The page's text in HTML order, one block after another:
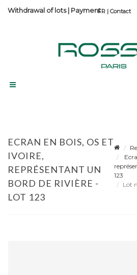
Contact
Withdrawal of lots| Payment
ECRAN EN BOIS, OS ET
IVOIRE,
REPRÉSENTANT UN
BORD DE RIVIÈRE -
LOT 123
123
Lot